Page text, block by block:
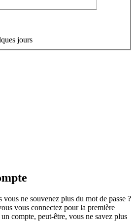
jours
ne souvenez plus du mot de passe ?
vous connectez pour la première
compte, peut-être, vous ne savez plus